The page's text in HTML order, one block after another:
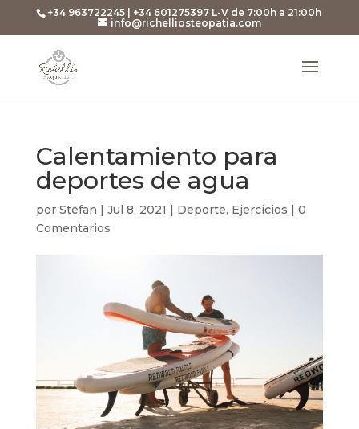
+34 963722245 | +34 601275397 L-V de 7:00h a 21:00h
info@richelliosteopatia.com
Calentamiento para
deportes de agua
por Stefan | Jul 8, 2021 | Deporte, Ejercicios | 0
Comentarios